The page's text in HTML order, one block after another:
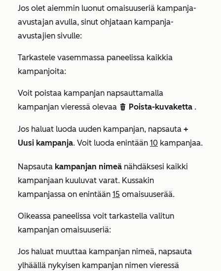
Jos olet aiemmin luonut omaisuuseriä kampanja-
avustajan avulla, sinut ohjataan kampanja-
avustajien sivulle:
Tarkastele vasemmassa paneelissa kaikkia
kampanjoita:
Voit poistaa kampanjan napsauttamalla
kampanjan vieressä olevaa delete Poista-kuvaketta .
Jos haluat luoda uuden kampanjan, napsauta +
Uusi kampanja. Voit luoda enintään 10 kampanjaa.
Napsauta kampanjan nimeä nähdäksesi kaikki
kampanjaan kuuluvat varat. Kussakin
kampanjassa on enintään 15 omaisuuserää.
Oikeassa paneelissa voit tarkastella valitun
kampanjan omaisuuseriä:
Jos haluat muuttaa kampanjan nimeä, napsauta
ylhäällä nykyisen kampanjan nimen vieressä